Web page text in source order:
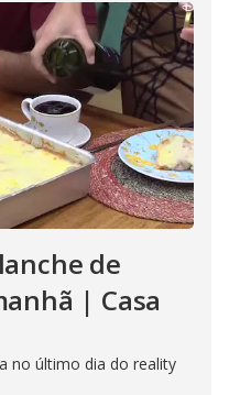
de
| Casa
no último dia do reality